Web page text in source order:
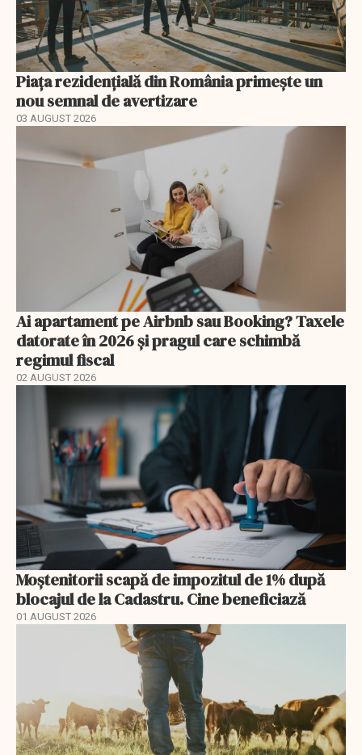
Piața rezidențială din România primește un
nou semnal de avertizare
03 AUGUST 2026
Ai apartament pe Airbnb sau Booking? Taxele
datorate în 2026 și pragul care schimbă
regimul fiscal
02 AUGUST 2026
Moștenitorii scapă de impozitul de 1% după
blocajul de la Cadastru. Cine beneficiază
01 AUGUST 2026